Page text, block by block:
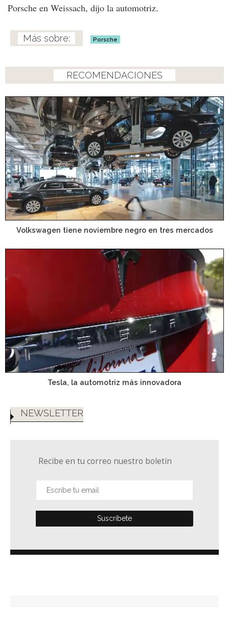
Porsche en Weissach, dijo la automotriz.
Porsche
RECOMENDACIONES
Volkswagen tiene noviembre negro en tres mercados
Tesla, la automotriz más innovadora
NEWSLETTER
Recibe en tu correo nuestro boletín